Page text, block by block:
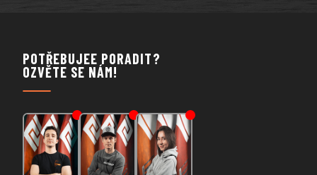
POTŘEBUJEE PORADIT?
OZVĚTE SE NÁM!